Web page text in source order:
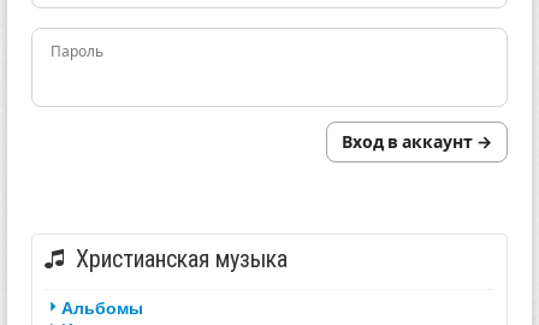
Пароль
Вход в аккаунт →
Христианская музыка
Альбомы